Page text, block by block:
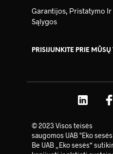
Garantijos, Pristatymo
Sąlygos
PRISIJUNKITE PRIE
© 2023 Visos teisės
saugomos UAB "Eko
Be UAB „Eko sesės“